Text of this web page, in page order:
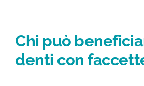
Chi può
denti con